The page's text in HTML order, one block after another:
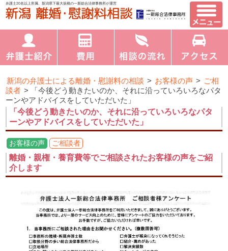
弁護士20名以上所属、新潟県下最大規模の一新総合法律事務所が運営
新潟の弁護士による離婚・慰謝料の相談 > お客様の声 > ご相
談者 >
「今後どう動きたいのか、それに沿っていろいろなパタ
ーンやアドバイスをしていただいた」
「今後どう動きたいのか、それに沿っていろいろなパタ
ーンやアドバイスをしていただいた」
お客様の声 ご相談者
離婚・親権・養育費等でご相談されたお客様の声をご紹
介します